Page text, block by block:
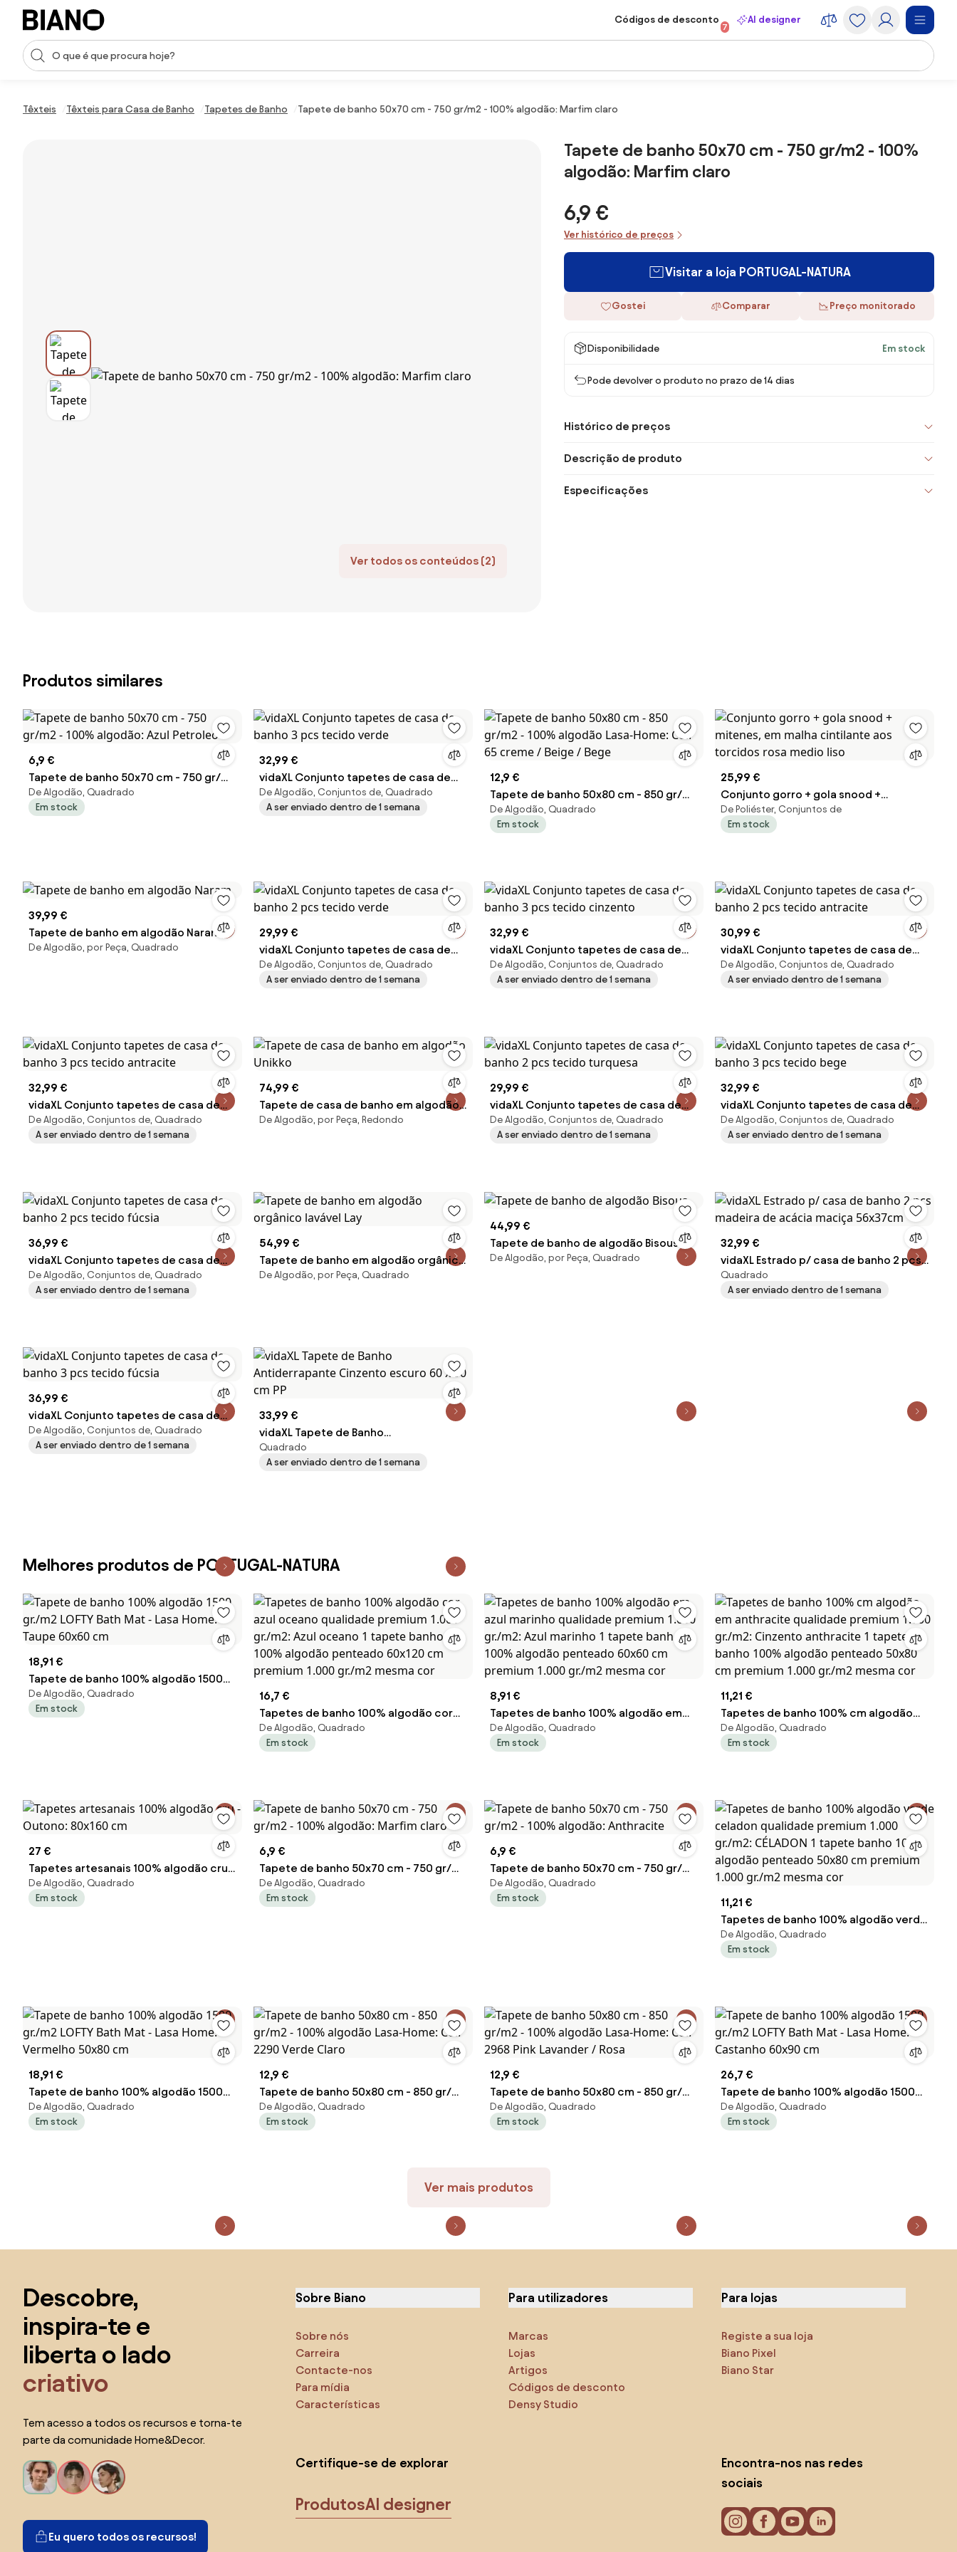
Saltar para o conteúdo
Entrada de pesquisa
Códigos de desconto
7
AI designer
Têxteis Têxteis para Casa de Banho Tapetes de Banho Tapete de banho 50x70 cm - 750 gr/m2 - 100% algodão: Marfim claro
Ver todos os conteúdos (2)
Tapete de banho 50x70 cm - 750 gr/m2 - 100%
algodão: Marfim claro
6,9 €
Ver histórico de preços
Visitar a loja PORTUGAL-NATURA
Gostei Comparar Preço monitorado
Disponibilidade Em stock
Pode devolver o produto no prazo de 14 dias
Histórico de preços
Descrição de produto
Especificações
Produtos similares
6,9 €
Tapete de banho 50x70 cm - 750 gr/m2
- 100% algodão: Azul Petroleo
De Algodão, Quadrado
Em stock
32,99 €
vidaXL Conjunto tapetes de casa de
banho 3 pcs tecido verde
De Algodão, Conjuntos de, Quadrado
A ser enviado dentro de 1 semana
12,9 €
Tapete de banho 50x80 cm - 850 gr/m2
- 100% algodão Lasa-Home: Col. 65
creme / Beige / Bege
De Algodão, Quadrado
Em stock
25,99 €
Conjunto gorro + gola snood +
mitenes, em malha cintilante aos
torcidos rosa medio liso
De Poliéster, Conjuntos de
Em stock
39,99 €
Tapete de banho em algodão Naram
De Algodão, por Peça, Quadrado
29,99 €
vidaXL Conjunto tapetes de casa de
banho 2 pcs tecido verde
De Algodão, Conjuntos de, Quadrado
A ser enviado dentro de 1 semana
32,99 €
vidaXL Conjunto tapetes de casa de
banho 3 pcs tecido cinzento
De Algodão, Conjuntos de, Quadrado
A ser enviado dentro de 1 semana
30,99 €
vidaXL Conjunto tapetes de casa de
banho 2 pcs tecido antracite
De Algodão, Conjuntos de, Quadrado
A ser enviado dentro de 1 semana
32,99 €
vidaXL Conjunto tapetes de casa de
banho 3 pcs tecido antracite
De Algodão, Conjuntos de, Quadrado
A ser enviado dentro de 1 semana
74,99 €
Tapete de casa de banho em algodão
Unikko
De Algodão, por Peça, Redondo
29,99 €
vidaXL Conjunto tapetes de casa de
banho 2 pcs tecido turquesa
De Algodão, Conjuntos de, Quadrado
A ser enviado dentro de 1 semana
32,99 €
vidaXL Conjunto tapetes de casa de
banho 3 pcs tecido bege
De Algodão, Conjuntos de, Quadrado
A ser enviado dentro de 1 semana
36,99 €
vidaXL Conjunto tapetes de casa de
banho 2 pcs tecido fúcsia
De Algodão, Conjuntos de, Quadrado
A ser enviado dentro de 1 semana
54,99 €
Tapete de banho em algodão orgânico
lavável Lay
De Algodão, por Peça, Quadrado
44,99 €
Tapete de banho de algodão Bisous
De Algodão, por Peça, Quadrado
32,99 €
vidaXL Estrado p/ casa de banho 2 pcs
madeira de acácia maciça 56x37cm
Quadrado
A ser enviado dentro de 1 semana
36,99 €
vidaXL Conjunto tapetes de casa de
banho 3 pcs tecido fúcsia
De Algodão, Conjuntos de, Quadrado
A ser enviado dentro de 1 semana
33,99 €
vidaXL Tapete de Banho
Antiderrapante Cinzento escuro 60 x
90 cm PP
Quadrado
A ser enviado dentro de 1 semana
Melhores produtos de PORTUGAL-NATURA
18,91 €
Tapete de banho 100% algodão 1500
gr./m2 LOFTY Bath Mat - Lasa Home:
Taupe 60x60 cm
De Algodão, Quadrado
Em stock
16,7 €
Tapetes de banho 100% algodão cor
azul oceano qualidade premium 1.000
gr./m2: Azul oceano 1 tapete banho
De Algodão, Quadrado
Em stock
8,91 €
Tapetes de banho 100% algodão em
azul marinho qualidade premium 1.000
gr./m2: Azul marinho 1 tapete banho
De Algodão, Quadrado
Em stock
11,21 €
Tapetes de banho 100% cm algodão
em anthracite qualidade premium
1.000 gr./m2: Cinzento anthracite 1
mesma cor
De Algodão, Quadrado
Em stock
27 €
Tapetes artesanais 100% algodão cru -
Outono: 80x160 cm
De Algodão, Quadrado
Em stock
6,9 €
Tapete de banho 50x70 cm - 750 gr/m2
- 100% algodão: Marfim claro
De Algodão, Quadrado
Em stock
6,9 €
Tapete de banho 50x70 cm - 750 gr/m2
- 100% algodão: Anthracite
De Algodão, Quadrado
Em stock
11,21 €
Tapetes de banho 100% algodão verde
celadon qualidade premium 1.000
gr./m2: CÉLADON 1 tapete banho 100%
De Algodão, Quadrado
Em stock
18,91 €
Tapete de banho 100% algodão 1500
gr./m2 LOFTY Bath Mat - Lasa Home:
Vermelho 50x80 cm
De Algodão, Quadrado
Em stock
12,9 €
Tapete de banho 50x80 cm - 850 gr/m2
- 100% algodão Lasa-Home: Col. 2290
Verde Claro
De Algodão, Quadrado
Em stock
12,9 €
Tapete de banho 50x80 cm - 850 gr/m2
- 100% algodão Lasa-Home: Col. 2968
Pink Lavander / Rosa
De Algodão, Quadrado
Em stock
26,7 €
Tapete de banho 100% algodão 1500
gr./m2 LOFTY Bath Mat - Lasa Home:
Castanho 60x90 cm
De Algodão, Quadrado
Em stock
Ver mais produtos
Descobre,
inspira-te e
liberta o lado
criativo
Tem acesso a todos os recursos e torna-te
parte da comunidade Home&Decor.
Eu quero todos os recursos!
Sobre Biano
Sobre nós
Carreira
Contacte-nos
Para mídia
Características
Para utilizadores
Marcas
Lojas
Artigos
Códigos de desconto
Densy Studio
Para lojas
Registe a sua loja
Biano Pixel
Biano Star
Certifique-se de explorar
ProdutosAI designer
Encontra-nos nas redes
sociais